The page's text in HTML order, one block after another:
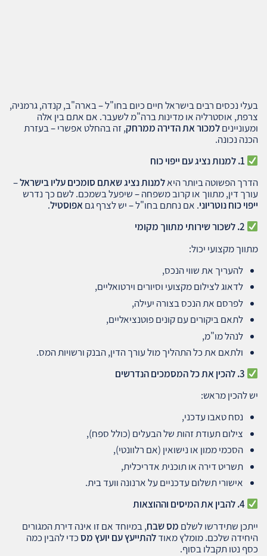
בעלי נכסים רבים בישראל חיים כיום בחו"ל – בארה"ב, קנדה, גרמניה,
צרפת, אוסטרליה או מדינות ברה"מ לשעבר. אם אתם בין אלה
ומעונייניםלמכור את הדירה ממרחק, זה בהחלט אפשרי – בעזרת
הכנה נכונה.
1.
למנות נציג עם ייפוי כוח
הדרך הפשוטה ביותר היאלמנות נציג שאתם סומכים עליו בישראל–
עורך דין, מתווך או קרוב משפחה – שיפעל בשמכם. לשם כך נדרש
ייפוי כוח נוטריוני. אם נחתם בחו"ל – יש לצרף גםאפוסטיל.
לשכור שירותי מתווך מקומי
מתווך מקצועי יכול:
להעריך את שווי הנכס,
לדאוג לצילום מקצועי וסיורים וירטואליים,
לפרסם את הנכס בצורה יעילה,
לתאם ביקורים עם קונים פוטנציאליים,
לנהל מו"מ,
ולתאם את כל התהליך מול עורך הדין, הבנק ורשויות המס.
להכין את כל המסמכים הנדרשים
יש להכין מראש:
נסח טאבו עדכני,
צילום תעודת זהות של הבעלים (כולל ספח),
הסכמי ממון או נישואין (אם רלוונטי),
תשריט דירה או תוכנית אדריכלית,
אישורי תשלום עדכניים על ארנונה וועד בית.
4.
להבין את המיסים וההוצאות
ייתכן שתידרשו לשלם מס שבח, במיוחד אם זו אינה דירת המגורים
היחידה שלכם. מומלץ מאודלהתייעץ עם יועץ מסכדי להבין כמה
כסף נטו תקבלו בסוף.